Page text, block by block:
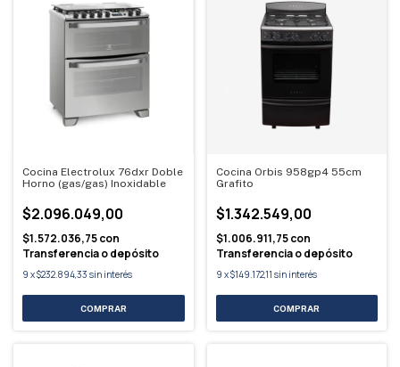
Cocina Electrolux 76dxr Doble
Horno (gas/gas) Inoxidable
$2.096.049,00
$1.572.036,75con
Transferencia o depósito
9 x$232.894,33 sin interés
Cocina Orbis 958gp4 55cm
Grafito
$1.342.549,00
$1.006.911,75con
Transferencia o depósito
9 x$149.172,11 sin interés